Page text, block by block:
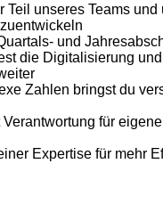
Teil unseres Teams
und
die Digitalisierung
Zahlen bringst du
Verantwortung für
Expertise für mehr